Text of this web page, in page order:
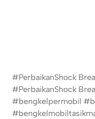
#PerbaikanShock
#PerbaikanShock
#bengkelpermobil